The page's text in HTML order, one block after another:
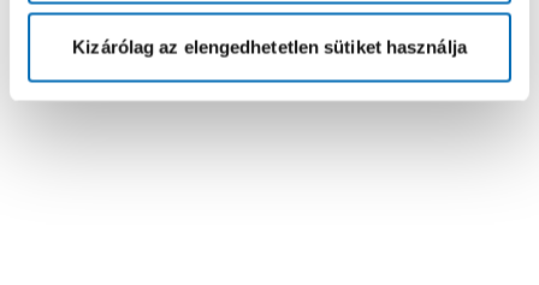
Kizárólag az elengedhetetlen sütiket használja